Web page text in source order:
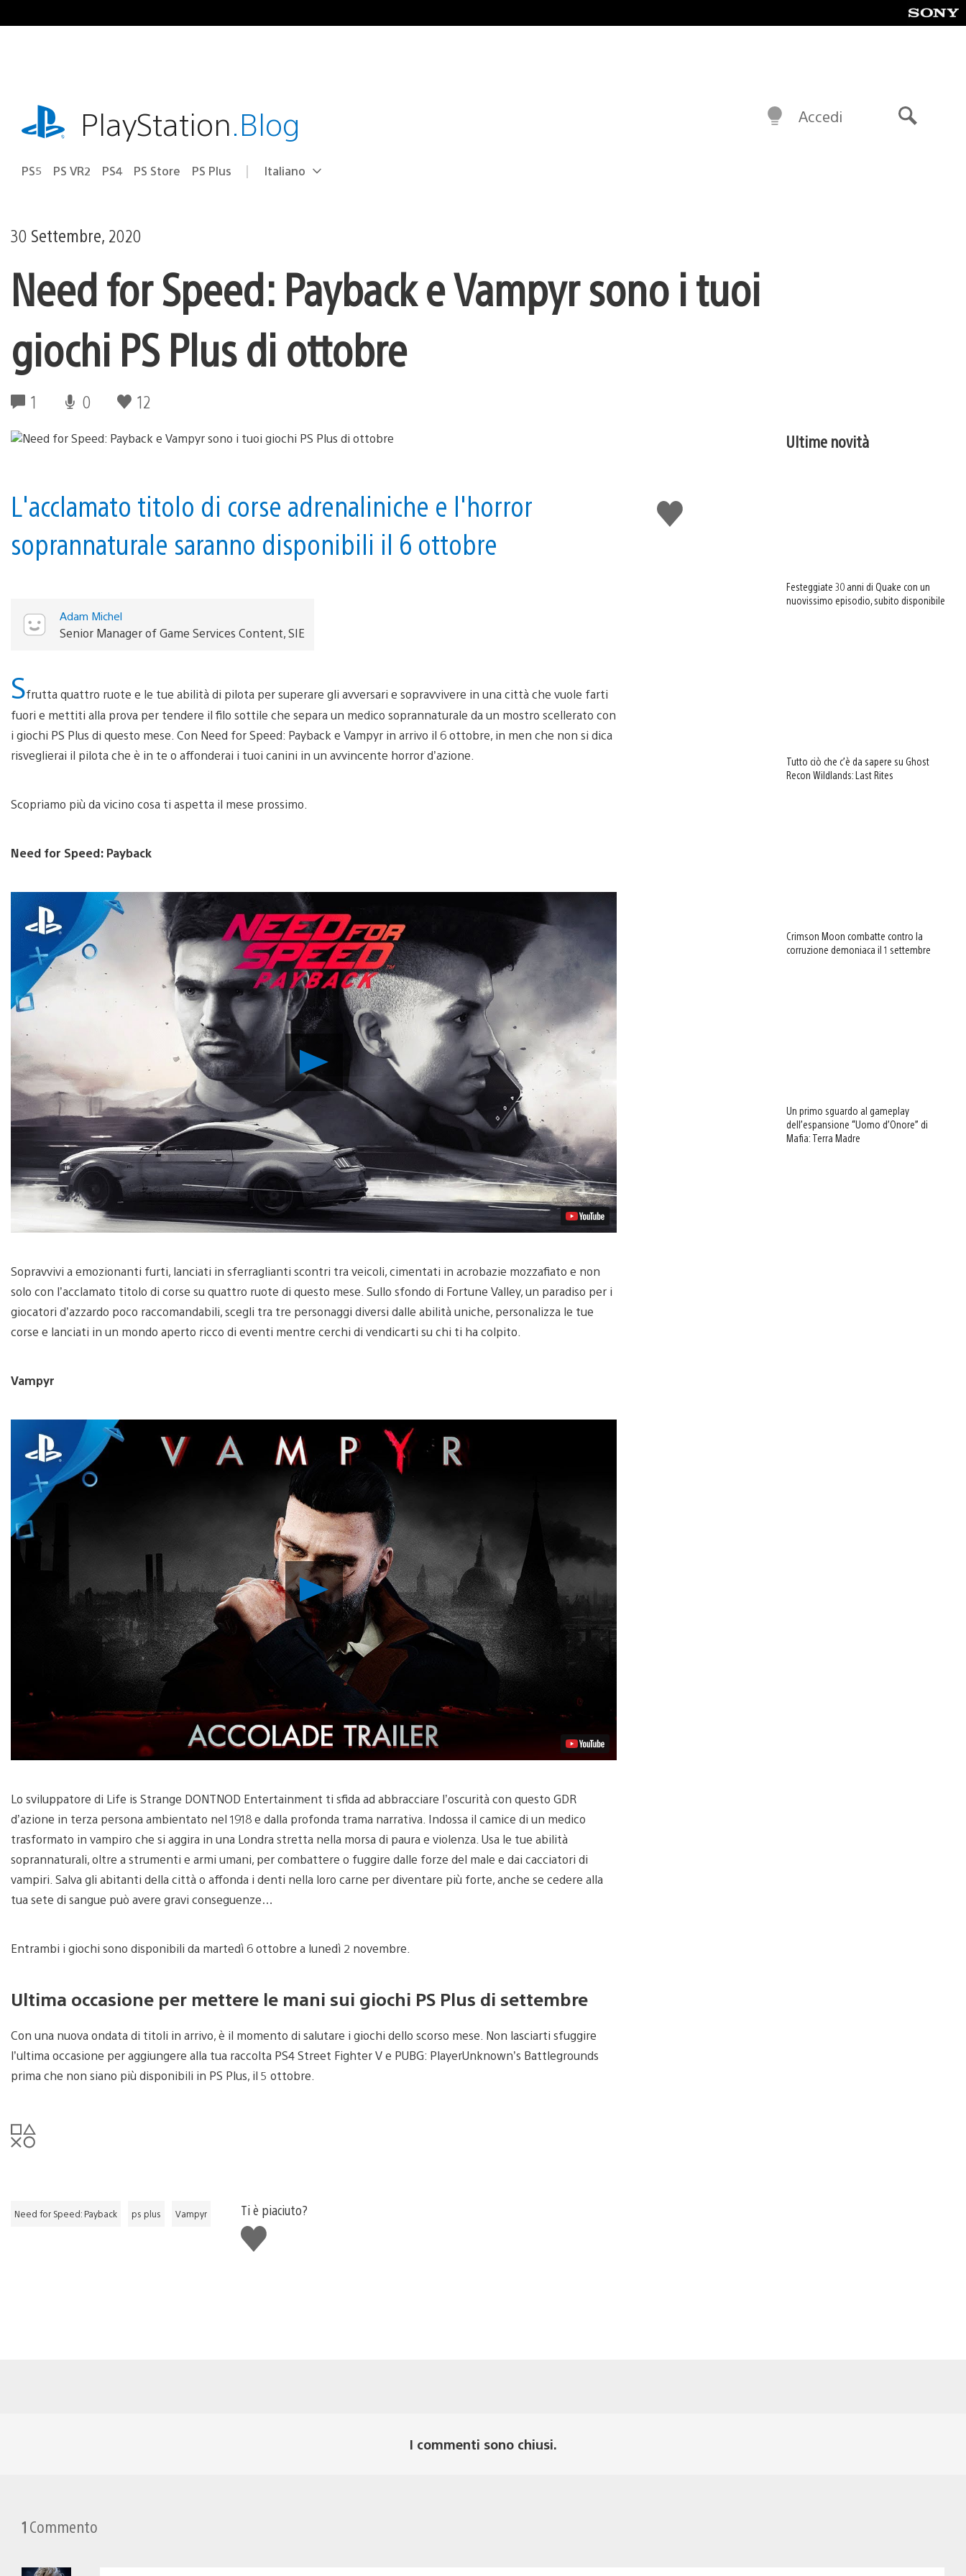
al
playstation.comPlayStation.Blog
PS5 PS VR2 PS4 PS Store PS Plus Seleziona
Regione
Italiano
Accedi
30 Settembre, 2020
Need for Speed: Payback e Vampyr sono i tuoi
giochi PS Plus di ottobre
1 0 12
Mi
piace
L'acclamato titolo di corse adrenaliniche e l'horror
soprannaturale saranno disponibili il 6 ottobre
Adam Michel
Senior Manager of Game Services Content, SIE
Sfrutta quattro ruote e le tue abilità di pilota per superare gli avversari e sopravvivere in una città che vuole farti
fuori e mettiti alla prova per tendere il filo sottile che separa un medico soprannaturale da un mostro scellerato con
i giochi PS Plus di questo mese. Con Need for Speed: Payback e Vampyr in arrivo il 6 ottobre, in men che non si dica
risveglierai il pilota che è in te o affonderai i tuoi canini in un avvincente horror d’azione.
Scopriamo più da vicino cosa ti aspetta il mese prossimo.
Need for Speed: Payback
Riproduci
video
Sopravvivi a emozionanti furti, lanciati in sferraglianti scontri tra veicoli, cimentati in acrobazie mozzafiato e non
solo con l’acclamato titolo di corse su quattro ruote di questo mese. Sullo sfondo di Fortune Valley, un paradiso per i
giocatori d’azzardo poco raccomandabili, scegli tra tre personaggi diversi dalle abilità uniche, personalizza le tue
corse e lanciati in un mondo aperto ricco di eventi mentre cerchi di vendicarti su chi ti ha colpito.
Vampyr
Riproduci
video
Lo sviluppatore di Life is Strange DONTNOD Entertainment ti sfida ad abbracciare l’oscurità con questo GDR
d’azione in terza persona ambientato nel 1918 e dalla profonda trama narrativa. Indossa il camice di un medico
trasformato in vampiro che si aggira in una Londra stretta nella morsa di paura e violenza. Usa le tue abilità
soprannaturali, oltre a strumenti e armi umani, per combattere o fuggire dalle forze del male e dai cacciatori di
vampiri. Salva gli abitanti della città o affonda i denti nella loro carne per diventare più forte, anche se cedere alla
tua sete di sangue può avere gravi conseguenze…
Entrambi i giochi sono disponibili da martedì 6 ottobre a lunedì 2 novembre.
Ultima occasione per mettere le mani sui giochi PS Plus di settembre
Con una nuova ondata di titoli in arrivo, è il momento di salutare i giochi dello scorso mese. Non lasciarti sfuggire
l’ultima occasione per aggiungere alla tua raccolta PS4 Street Fighter V e PUBG: PlayerUnknown’s Battlegrounds
prima che non siano più disponibili in PS Plus, il 5 ottobre.
Need for Speed: Payback ps plus Vampyr
Ti è piaciuto?
Mi
piace
Ultime novità
Festeggiate 30 anni di Quake con un
nuovissimo episodio, subito disponibile
Tutto ciò che c’è da sapere su Ghost
Recon Wildlands: Last Rites
Crimson Moon combatte contro la
corruzione demoniaca il 1 settembre
Un primo sguardo al gameplay
dell’espansione “Uomo d’Onore” di
Mafia: Terra Madre
I commenti sono chiusi.
1 Commento